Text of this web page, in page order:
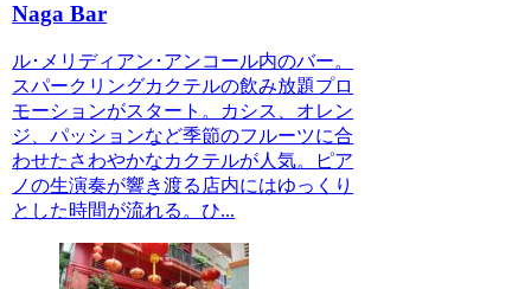
Naga Bar
ル･メリディアン･アンコール内のバー。
スパークリングカクテルの飲み放題プロ
モーションがスタート。カシス、オレン
ジ、パッションなど季節のフルーツに合
わせたさわやかなカクテルが人気。ピア
ノの生演奏が響き渡る店内にはゆっくり
とした時間が流れる。ひ...